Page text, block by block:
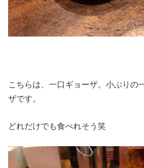
こちらは、一口ギョーザ。小ぶりの
ザです。
どれだけでも食べれそう笑